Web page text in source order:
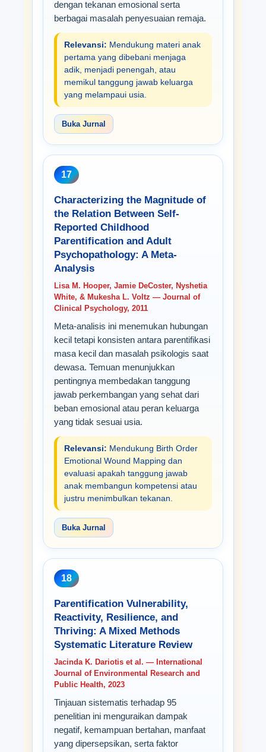
dengan tekanan emosional serta
berbagai masalah penyesuaian remaja.
Relevansi: Mendukung materi anak
pertama yang dibebani menjaga
adik, menjadi penengah, atau
memikul tanggung jawab keluarga
yang melampaui usia.
Buka Jurnal
17
Characterizing the Magnitude of
the Relation Between Self-
Reported Childhood
Parentification and Adult
Psychopathology: A Meta-
Analysis
Lisa M. Hooper, Jamie DeCoster, Nyshetia
White, & Mukesha L. Voltz — Journal of
Clinical Psychology, 2011
Meta-analisis ini menemukan hubungan
kecil tetapi konsisten antara parentifikasi
masa kecil dan masalah psikologis saat
dewasa. Temuan menunjukkan
pentingnya membedakan tanggung
jawab perkembangan yang sehat dari
beban emosional atau peran keluarga
yang tidak sesuai usia.
Relevansi: Mendukung Birth Order
Emotional Wound Mapping dan
evaluasi apakah tanggung jawab
anak membangun kompetensi atau
justru menimbulkan tekanan.
Buka Jurnal
18
Parentification Vulnerability,
Reactivity, Resilience, and
Thriving: A Mixed Methods
Systematic Literature Review
Jacinda K. Dariotis et al. — International
Journal of Environmental Research and
Public Health, 2023
Tinjauan sistematis terhadap 95
penelitian ini menguraikan dampak
negatif, kemampuan bertahan, manfaat
yang dipersepsikan, serta faktor